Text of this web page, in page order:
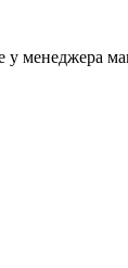
у менеджера